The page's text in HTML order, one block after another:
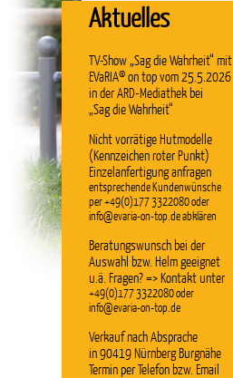
Aktuelles
TV-Show „Sag die Wahrheit“ mit
EVaRIA® on top vom 25.5.2026
in der ARD-Mediathek bei
„Sag die Wahrheit“
Nicht vorrätige Hutmodelle
(Kennzeichen roter Punkt)
Einzelanfertigung anfragen
entsprechende Kundenwünsche
per +49(0)177 3322080 oder
info@evaria-on-top.de abklären
Beratungswunsch bei der
Auswahl bzw. Helm geeignet
u.ä. Fragen? => Kontakt unter
+49(0)177 3322080 oder
info@evaria-on-top.de
Verkauf nach Absprache
in 90419 Nürnberg Burgnähe
Termin per Telefon bzw. Email